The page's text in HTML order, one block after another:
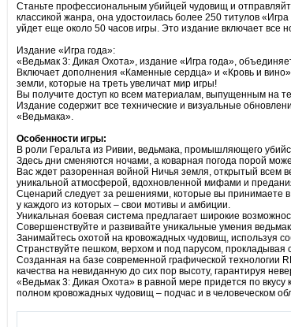
Станьте профессиональным убийцей чудовищ и
классикой жанра, она удостоилась более 250 титулов
уйдет еще около 50 часов игры. Это издание включает
Издание «Игра года»:
«Ведьмак 3: Дикая Охота», издание «Игра года»,
Включает дополнения «Каменные сердца» и «Кровь и
земли, которые на треть увеличат мир игры!
Вы получите доступ ко всем материалам, выпущенным на
Издание содержит все технические и визуальные
«Ведьмака».
Особенности игры:
В роли Геральта из Ривии, ведьмака, промышляющего
Здесь дни сменяются ночами, а коварная погода порой
Вас ждет разоренная войной Ничья земля, открытый всем
уникальной атмосферой, вдохновленной мифами и
Сценарий следует за решениями, которые вы принимаете
у каждого из которых – свои мотивы и амбиции.
Уникальная боевая система предлагает широкие
Совершенствуйте и развивайте уникальные умения
Занимайтесь охотой на кровожадных чудовищ, используя
Странствуйте пешком, верхом и под парусом,
Созданная на базе современной графической технологии
качества на невиданную до сих пор высоту, гарантируя
«Ведьмак 3: Дикая Охота» в равной мере придется по
полном кровожадных чудовищ – подчас и в человеческом